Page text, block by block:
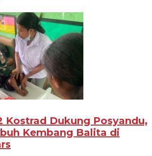
Kostrad Dukung Posyandu,
Kembang Balita di